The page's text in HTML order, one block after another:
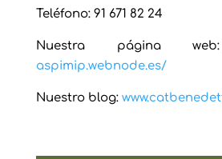
Teléfono: 91 671 82 24
Nuestra página
aspimip.webnode.es/
Nuestro blog: